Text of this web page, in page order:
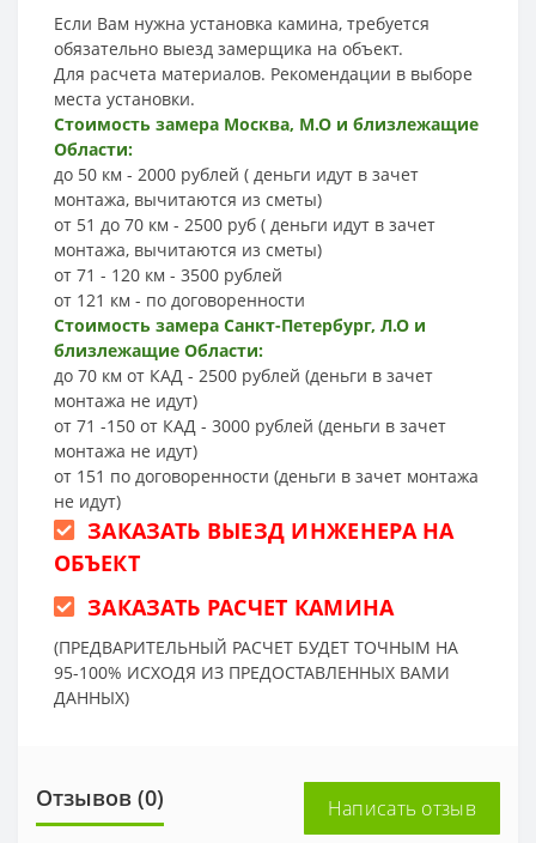
Если Вам нужна установка камина, требуется
обязательно выезд замерщика на объект.
Для расчета материалов. Рекомендации в выборе
места установки.
Стоимость замера Москва, М.О и близлежащие
Области:
до 50 км - 2000 рублей ( деньги идут в зачет
монтажа, вычитаются из сметы)
от 51 до 70 км - 2500 руб ( деньги идут в зачет
монтажа, вычитаются из сметы)
от 71 - 120 км - 3500 рублей
от 121 км - по договоренности
Стоимость замера Санкт-Петербург, Л.О и
близлежащие Области:
до 70 км от КАД - 2500 рублей (деньги в зачет
монтажа не идут)
от 71 -150 от КАД - 3000 рублей (деньги в зачет
монтажа не идут)
от 151 по договоренности (деньги в зачет монтажа
не идут)
ЗАКАЗАТЬ ВЫЕЗД ИНЖЕНЕРА НА
ОБЪЕКТ
ЗАКАЗАТЬ РАСЧЕТ КАМИНА
(ПРЕДВАРИТЕЛЬНЫЙ РАСЧЕТ БУДЕТ ТОЧНЫМ НА
95-100% ИСХОДЯ ИЗ ПРЕДОСТАВЛЕННЫХ ВАМИ
ДАННЫХ)
Отзывов (0) Написать отзыв